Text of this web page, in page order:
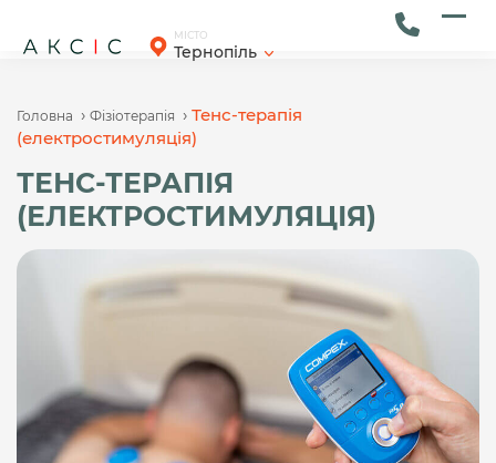
content
МІСТО
Тернопіль
Головна › Фізіотерапія › Тенс-терапія
(електростимуляція)
ТЕНС-ТЕРАПІЯ
(ЕЛЕКТРОСТИМУЛЯЦІЯ)